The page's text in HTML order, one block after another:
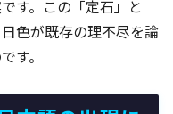
す。この「定石」と
色が既存の理不尽を論
す。